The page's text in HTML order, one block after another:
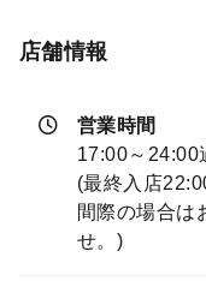
店舗情報
営業時間
17:00～24:00
(最終入店
間際の場合は
せ。)